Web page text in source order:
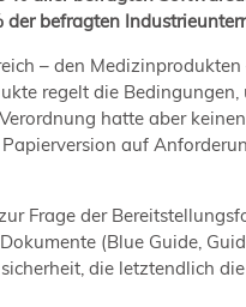
der befragten
– den
regelt die
hatte aber
auf
Frage der
(Blue Guide,
die letztendlich